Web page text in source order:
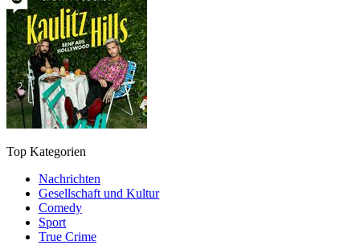
Top Kategorien
Nachrichten
Gesellschaft und Kultur
Comedy
Sport
True Crime